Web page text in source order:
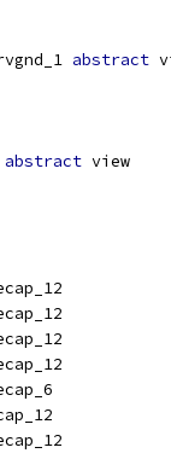
abstract
abstract view